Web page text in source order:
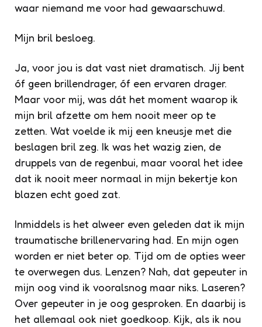
waar niemand me voor had gewaarschuwd.
Mijn bril besloeg.
Ja, voor jou is dat vast niet dramatisch. Jij bent
óf geen brillendrager, óf een ervaren drager.
Maar voor mij, was dát het moment waarop ik
mijn bril afzette om hem nooit meer op te
zetten. Wat voelde ik mij een kneusje met die
beslagen bril zeg. Ik was het wazig zien, de
druppels van de regenbui, maar vooral het idee
dat ik nooit meer normaal in mijn bekertje kon
blazen echt goed zat.
Inmiddels is het alweer even geleden dat ik mijn
traumatische brillenervaring had. En mijn ogen
worden er niet beter op. Tijd om de opties weer
te overwegen dus. Lenzen? Nah, dat gepeuter in
mijn oog vind ik vooralsnog maar niks. Laseren?
Over gepeuter in je oog gesproken. En daarbij is
het allemaal ook niet goedkoop. Kijk, als ik nou